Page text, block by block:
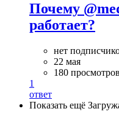
Почему
работает?
нет
22 мая
180 просмотров
1
ответ
Показать ещё